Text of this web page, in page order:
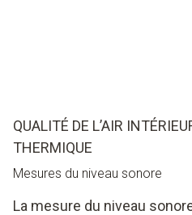
QUALITÉ DE L’AIR
THERMIQUE
Mesures du niveau sonore
La mesure du niveau